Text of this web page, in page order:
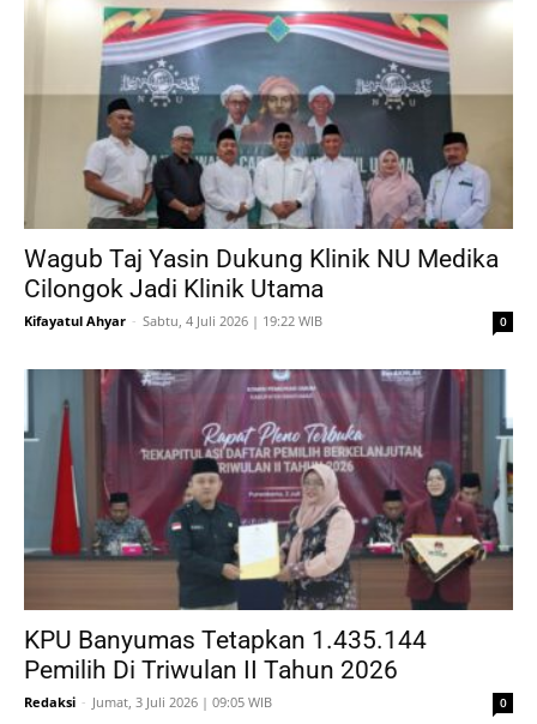
Wagub Taj Yasin Dukung Klinik NU Medika
Cilongok Jadi Klinik Utama
Kifayatul Ahyar - Sabtu, 4 Juli 2026 | 19:22 WIB 0
KPU Banyumas Tetapkan 1.435.144
Pemilih Di Triwulan II Tahun 2026
Redaksi - Jumat, 3 Juli 2026 | 09:05 WIB 0